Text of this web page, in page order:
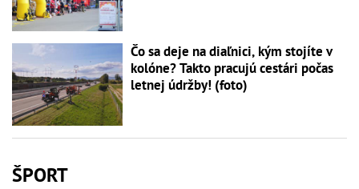
Čo sa deje na diaľnici, kým stojíte v
kolóne? Takto pracujú cestári počas
letnej údržby! (foto)
ŠPORT